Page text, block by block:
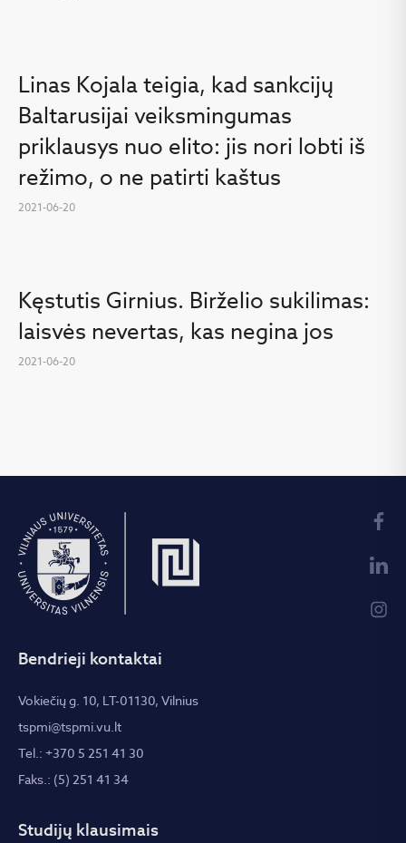
Linas Kojala teigia, kad sankcijų
Baltarusijai veiksmingumas
priklausys nuo elito: jis nori lobti iš
režimo, o ne patirti kaštus
2021-06-20
Kęstutis Girnius. Birželio sukilimas:
laisvės nevertas, kas negina jos
2021-06-20
Bendrieji kontaktai
Vokiečių g. 10, LT-01130, Vilnius
tspmi@tspmi.vu.lt
Tel.: +370 5 251 41 30
Faks.: (5) 251 41 34
Studijų klausimais